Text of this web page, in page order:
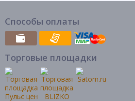
Способы оплаты
Торговые площадки